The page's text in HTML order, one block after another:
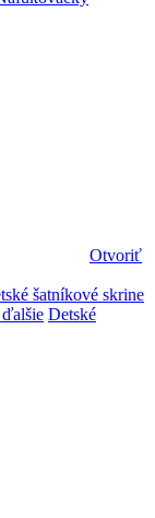
Otvoriť
šatníkové skrine
Detské